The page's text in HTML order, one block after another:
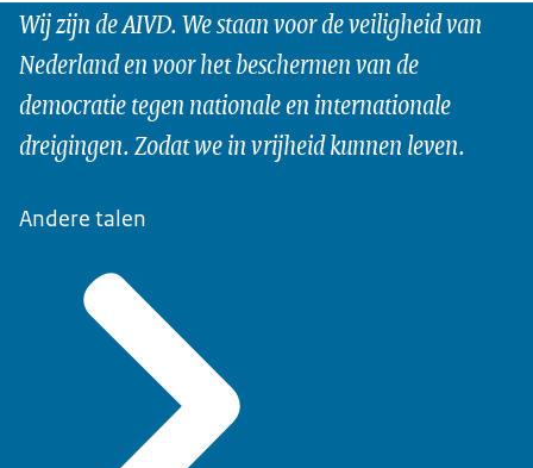
Wij zijn de AIVD. We staan voor de veiligheid van
Nederland en voor het beschermen van de
democratie tegen nationale en internationale
dreigingen. Zodat we in vrijheid kunnen leven.
Andere talen